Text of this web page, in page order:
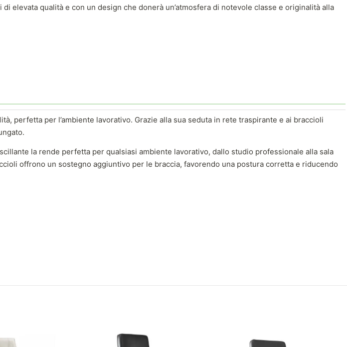
qualità e con un design che donerà un’atmosfera di notevole classe e originalità alla
perfetta per l’ambiente lavorativo. Grazie alla sua seduta in rete traspirante e ai braccioli
la rende perfetta per qualsiasi ambiente lavorativo, dallo studio professionale alla sala
offrono un sostegno aggiuntivo per le braccia, favorendo una postura corretta e riducendo